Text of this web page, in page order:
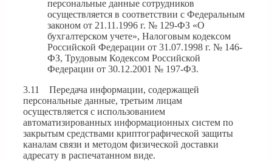
персональные данные сотрудников
осуществляется в соответствии с Федеральным
законом от 21.11.1996 г. № 129-ФЗ «О
бухгалтерском учете», Налоговым кодексом
Российской Федерации от 31.07.1998 г. № 146-
ФЗ, Трудовым Кодексом Российской
Федерации от 30.12.2001 № 197-ФЗ.
3.11 Передача информации, содержащей
персональные данные, третьим лицам
осуществляется с использованием
автоматизированных информационных систем по
закрытым средствами криптографической защиты
каналам связи и методом физической доставки
адресату в распечатанном виде.